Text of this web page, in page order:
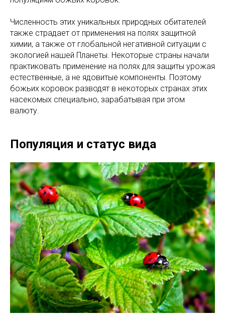
Численность этих уникальных природных обитателей
также страдает от применения на полях защитной
химии, а также от глобальной негативной ситуации с
экологией нашей Планеты. Некоторые страны начали
практиковать применение на полях для защиты урожая
естественные, а не ядовитые компоненты. Поэтому
божьих коровок разводят в некоторых странах этих
насекомых специально, зарабатывая при этом
валюту.
Популяция и статус вида